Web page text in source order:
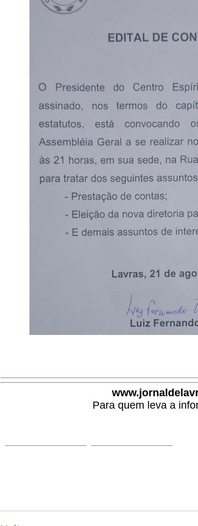
Para quem leva a